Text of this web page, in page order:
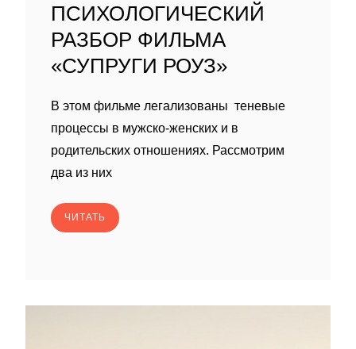
ПСИХОЛОГИЧЕСКИЙ
РАЗБОР ФИЛЬМА
«СУПРУГИ РОУЗ»
В этом фильме легализованы теневые
процессы в мужско-женских и в
родительских отношениях. Рассмотрим
два из них
ЧИТАТЬ